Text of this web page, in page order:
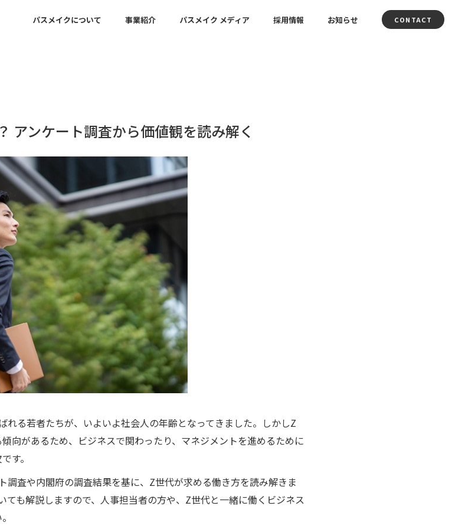
パスメイクについて 事業紹介 パスメイク メディア 採用情報 お知らせ CONTACT
アンケート調査から価値観を読み解く
れる若者たちが、いよいよ社会人の年齢となってきました。しかしZ
向があるため、ビジネスで関わったり、マネジメントを進めるために
す。
調査や内閣府の調査結果を基に、Z世代が求める働き方を読み解きま
ても解説しますので、人事担当者の方や、Z世代と一緒に働くビジネス